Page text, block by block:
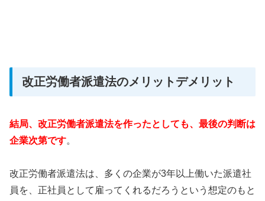
改正労働者派遣法のメリットデメリット
結局、改正労働者派遣法を作ったとしても、最後の判断は
企業次第です。
改正労働者派遣法は、多くの企業が3年以上働いた派遣社
員を、正社員として雇ってくれるだろうという想定のもと